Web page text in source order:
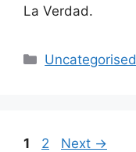
La Verdad.
Categories
Uncategorised
Page
1 Page
2 Next →